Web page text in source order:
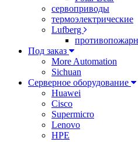
сервоприводы
термоэлектрические
Lufberg
Под заказ
More Automation
Sichuan
Серверное оборудование
Huawei
Cisco
Supermicro
Lenovo
HPE